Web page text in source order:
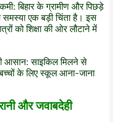
बिहार के ग्रामीण और पिछड़े
एक बड़ी चिंता है। इस
को शिक्षा की ओर लौटाने में
आसान: साइकिल मिलने से
के लिए स्कूल आना-जाना
और जवाबदेही